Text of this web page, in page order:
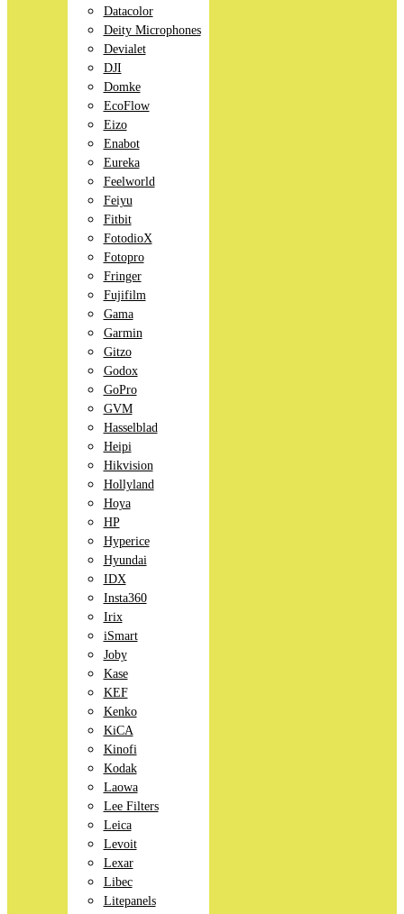
Datacolor
Deity Microphones
Devialet
DJI
Domke
EcoFlow
Eizo
Enabot
Eureka
Feelworld
Feiyu
Fitbit
FotodioX
Fotopro
Fringer
Fujifilm
Gama
Garmin
Gitzo
Godox
GoPro
GVM
Hasselblad
Heipi
Hikvision
Hollyland
Hoya
HP
Hyperice
Hyundai
IDX
Insta360
Irix
iSmart
Joby
Kase
KEF
Kenko
KiCA
Kinofi
Kodak
Laowa
Lee Filters
Leica
Levoit
Lexar
Libec
Litepanels